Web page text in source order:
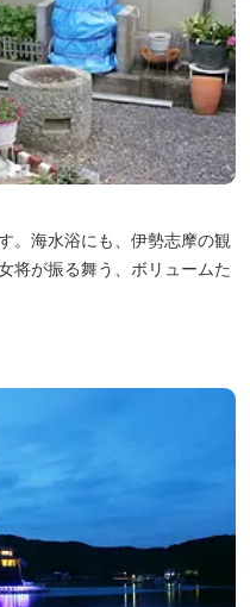
。海水浴にも、伊勢志摩の観
将が振る舞う、ボリュームた